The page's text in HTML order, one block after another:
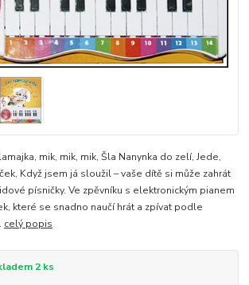
mik, mik, mik, Šla Nanynka do zelí, Jede,
Když jsem já sloužil – vaše dítě si může zahrát
písničky. Ve zpěvníku s elektronickým pianem
které se snadno naučí hrát a zpívat podle
celý popis
2 ks